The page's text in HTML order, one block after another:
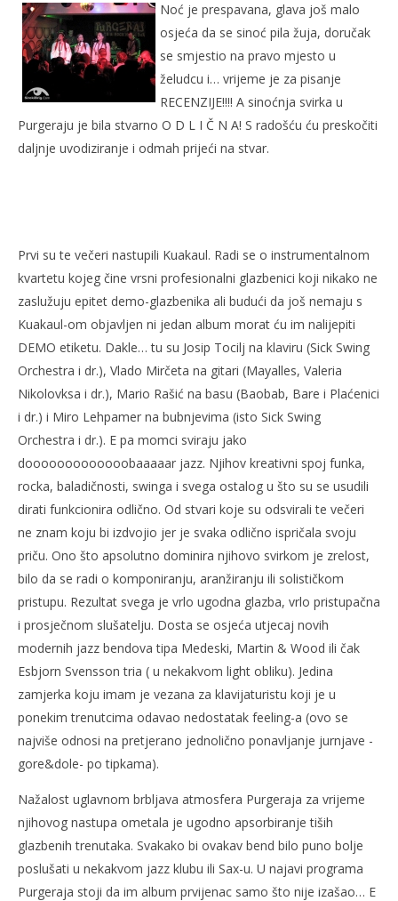
5.
svibnja
2007.
Rafaela
Noć je prespavana, glava još malo
osjeća da se sinoć pila žuja, doručak
se smjestio na pravo mjesto u
želudcu i… vrijeme je za pisanje
RECENZIJE!!!! A sinoćnja svirka u
Purgeraju je bila stvarno O D L I Č N A! S radošću ću preskočiti
daljnje uvodiziranje i odmah prijeći na stvar.
Prvi su te večeri nastupili Kuakaul. Radi se o instrumentalnom
kvartetu kojeg čine vrsni profesionalni glazbenici koji nikako ne
zaslužuju epitet demo-glazbenika ali budući da još nemaju s
Kuakaul-om objavljen ni jedan album morat ću im nalijepiti
DEMO etiketu. Dakle… tu su Josip Tocilj na klaviru (Sick Swing
Orchestra i dr.), Vlado Mirčeta na gitari (Mayalles, Valeria
Nikolovksa i dr.), Mario Rašić na basu (Baobab, Bare i Plaćenici
i dr.) i Miro Lehpamer na bubnjevima (isto Sick Swing
Orchestra i dr.). E pa momci sviraju jako
dooooooooooooobaaaaar jazz. Njihov kreativni spoj funka,
rocka, baladičnosti, swinga i svega ostalog u što su se usudili
dirati funkcionira odlično. Od stvari koje su odsvirali te večeri
ne znam koju bi izdvojio jer je svaka odlično ispričala svoju
priču. Ono što apsolutno dominira njihovo svirkom je zrelost,
bilo da se radi o komponiranju, aranžiranju ili solističkom
pristupu. Rezultat svega je vrlo ugodna glazba, vrlo pristupačna
i prosječnom slušatelju. Dosta se osjeća utjecaj novih
modernih jazz bendova tipa Medeski, Martin & Wood ili čak
Esbjorn Svensson tria ( u nekakvom light obliku). Jedina
zamjerka koju imam je vezana za klavijaturistu koji je u
ponekim trenutcima odavao nedostatak feeling-a (ovo se
najviše odnosi na pretjerano jednolično ponavljanje jurnjave -
gore&dole- po tipkama).
Nažalost uglavnom brbljava atmosfera Purgeraja za vrijeme
njihovog nastupa ometala je ugodno apsorbiranje tiših
glazbenih trenutaka. Svakako bi ovakav bend bilo puno bolje
poslušati u nekakvom jazz klubu ili Sax-u. U najavi programa
Purgeraja stoji da im album prvijenac samo što nije izašao… E